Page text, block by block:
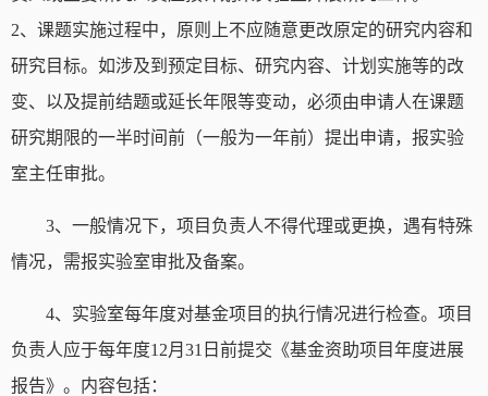
2、课题实施过程中，原则上不应随意更改原定的研究内容和
研究目标。如涉及到预定目标、研究内容、计划实施等的改
变、以及提前结题或延长年限等变动，必须由申请人在课题
研究期限的一半时间前（一般为一年前）提出申请，报实验
室主任审批。
3、一般情况下，项目负责人不得代理或更换，遇有特殊
情况，需报实验室审批及备案。
4、实验室每年度对基金项目的执行情况进行检查。项目
负责人应于每年度12月 31 日前提交《基金资助项目年度进展
报告》。内容包括：